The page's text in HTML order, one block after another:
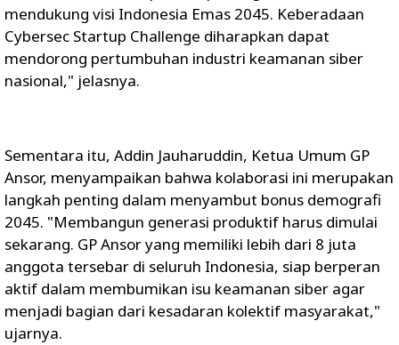
mendukung visi Indonesia Emas 2045. Keberadaan
Cybersec Startup Challenge diharapkan dapat
mendorong pertumbuhan industri keamanan siber
nasional," jelasnya.
Sementara itu, Addin Jauharuddin, Ketua Umum GP
Ansor, menyampaikan bahwa kolaborasi ini merupakan
langkah penting dalam menyambut bonus demografi
2045. "Membangun generasi produktif harus dimulai
sekarang. GP Ansor yang memiliki lebih dari 8 juta
anggota tersebar di seluruh Indonesia, siap berperan
aktif dalam membumikan isu keamanan siber agar
menjadi bagian dari kesadaran kolektif masyarakat,"
ujarnya.